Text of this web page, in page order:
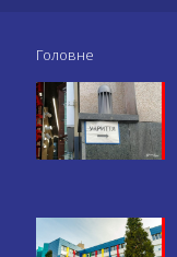
Головне